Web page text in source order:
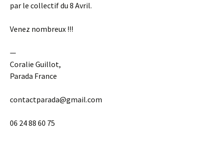
par le collectif du 8 Avril.
Venez nombreux !!!
—
Coralie Guillot,
Parada France
contactparada@gmail.com
06 24 88 60 75